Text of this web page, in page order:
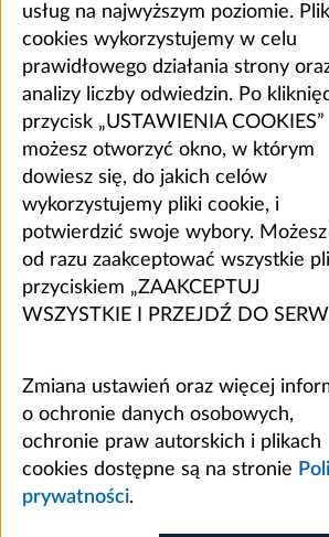
usług na najwyższym poziomie.
cookies wykorzystujemy w celu
prawidłowego działania strony
analizy liczby odwiedzin. Po
przycisk „USTAWIENIA COOKIES”
możesz otworzyć okno, w którym
dowiesz się, do jakich celów
wykorzystujemy pliki cookie, i
potwierdzić swoje wybory.
od razu zaakceptować wszystkie
przyciskiem „ZAAKCEPTUJ
WSZYSTKIE I PRZEJDŹ DO
Zmiana ustawień oraz więcej
o ochronie danych osobowych,
ochronie praw autorskich i plikach
cookies dostępne są na stronie
prywatności.